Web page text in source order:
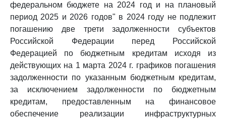
федеральном бюджете на 2024 год и на плановый
период 2025 и 2026 годов" в 2024 году не подлежит
погашению две трети задолженности субъектов
Российской Федерации перед Российской
Федерацией по бюджетным кредитам исходя из
действующих на 1 марта 2024 г. графиков погашения
задолженности по указанным бюджетным кредитам,
за исключением задолженности по бюджетным
кредитам, предоставленным на финансовое
обеспечение реализации инфраструктурных